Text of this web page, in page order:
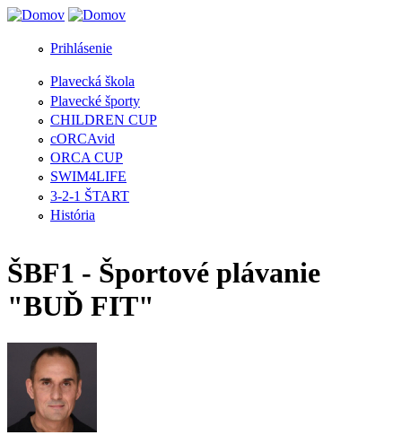
Jump to Navigation
Prihlásenie
Plavecká škola
Plavecké športy
CHILDREN CUP
cORCAvid
ORCA CUP
SWIM4LIFE
3-2-1 ŠTART
História
ŠBF1 - Športové plávanie
"BUĎ FIT"